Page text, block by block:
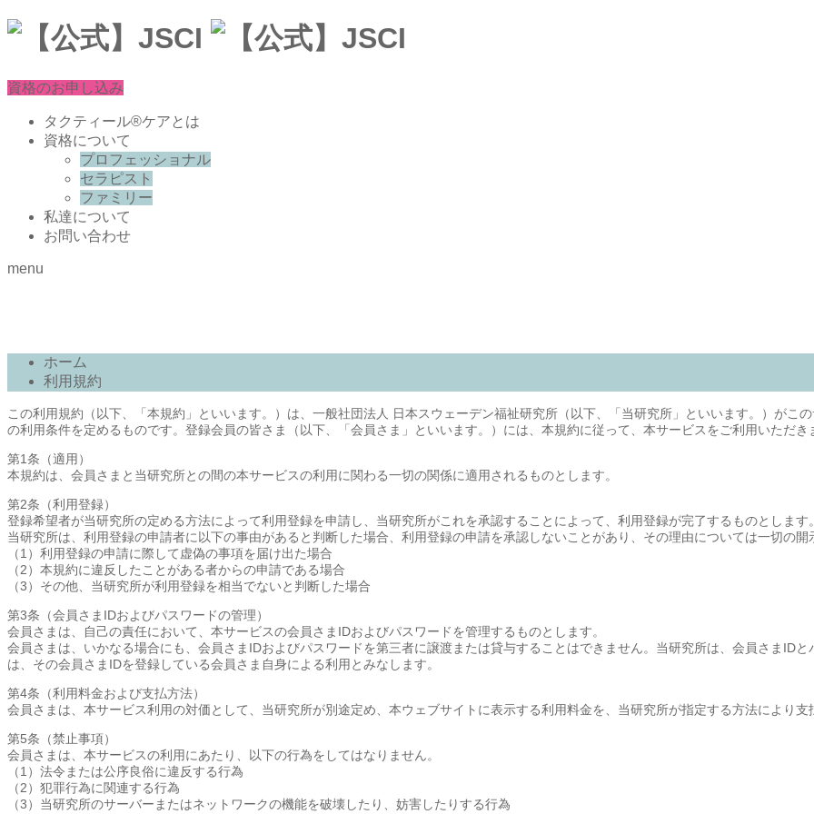
資格のお申し込み
タクティール®ケアとは
資格について
プロフェッショナル
セラピスト
ファミリー
私達について
お問い合わせ
menu
ホーム
利用規約
この利用規約（以下、「本規約」といいます。）は、一般社団法人 日本スウェーデン福祉研究所（以下、「当研究所」といいます。）がこ
の利用条件を定めるものです。登録会員の皆さま（以下、「会員さま」といいます。）には、本規約に従って、本サービスをご利用いただき
第1条（適用）
本規約は、会員さまと当研究所との間の本サービスの利用に関わる一切の関係に適用されるものとします。
第2条（利用登録）
登録希望者が当研究所の定める方法によって利用登録を申請し、当研究所がこれを承認することによって、利用登録が完了するものとします
当研究所は、利用登録の申請者に以下の事由があると判断した場合、利用登録の申請を承認しないことがあり、その理由については一切の
（1）利用登録の申請に際して虚偽の事項を届け出た場合
（2）本規約に違反したことがある者からの申請である場合
（3）その他、当研究所が利用登録を相当でないと判断した場合
第3条（会員さまIDおよびパスワードの管理）
会員さまは、自己の責任において、本サービスの会員さまIDおよびパスワードを管理するものとします。
会員さまは、いかなる場合にも、会員さまIDおよびパスワードを第三者に譲渡または貸与することはできません。当研究所は、会員さまID
は、その会員さまIDを登録している会員さま自身による利用とみなします。
第4条（利用料金および支払方法）
会員さまは、本サービス利用の対価として、当研究所が別途定め、本ウェブサイトに表示する利用料金を、当研究所が指定する方法により支
第5条（禁止事項）
会員さまは、本サービスの利用にあたり、以下の行為をしてはなりません。
（1）法令または公序良俗に違反する行為
（2）犯罪行為に関連する行為
（3）当研究所のサーバーまたはネットワークの機能を破壊したり、妨害したりする行為